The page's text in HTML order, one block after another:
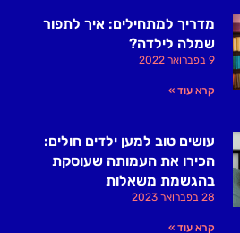
מדריך למתחילים: איך לתפור
שמלה לילדה?
9 בפברואר 2022
קרא עוד »
עושים טוב למען ילדים חולים:
הכירו את העמותה שעוסקת
בהגשמת משאלות
28 בפברואר 2023
קרא עוד »